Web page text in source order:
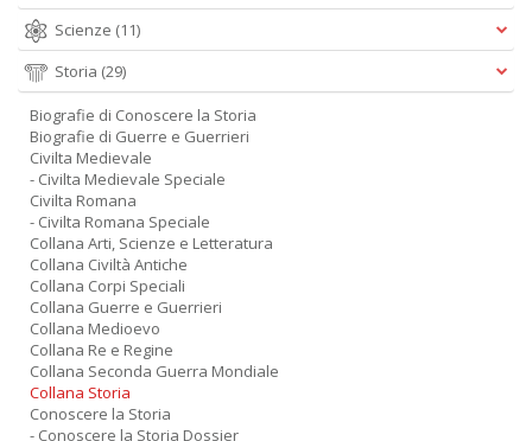
Scienze (11)
Storia (29)
Biografie di Conoscere la Storia
Biografie di Guerre e Guerrieri
Civilta Medievale
- Civilta Medievale Speciale
Civilta Romana
- Civilta Romana Speciale
Collana Arti, Scienze e Letteratura
Collana Civiltà Antiche
Collana Corpi Speciali
Collana Guerre e Guerrieri
Collana Medioevo
Collana Re e Regine
Collana Seconda Guerra Mondiale
Collana Storia
Conoscere la Storia
- Conoscere la Storia Dossier